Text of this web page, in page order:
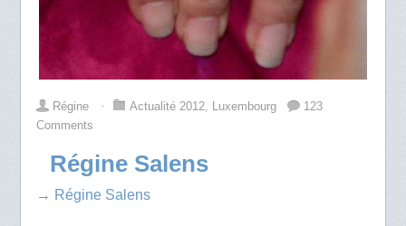
Régine ⋅ Actualité 2012, Luxembourg
123
Comments
Régine Salens
→ Régine Salens